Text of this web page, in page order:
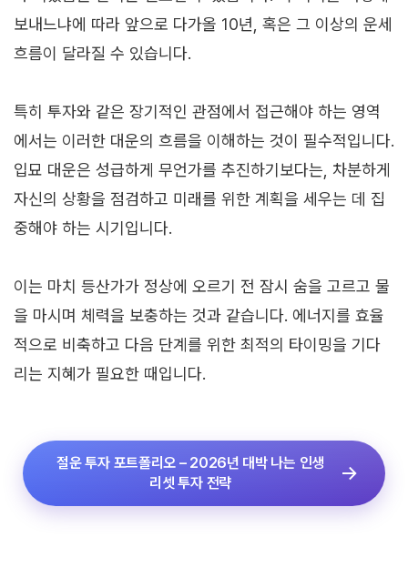
보내느냐에 따라 앞으로 다가올 10년, 혹은 그 이상의 운세
흐름이 달라질 수 있습니다.
특히 투자와 같은 장기적인 관점에서 접근해야 하는 영역
에서는 이러한 대운의 흐름을 이해하는 것이 필수적입니다.
입묘 대운은 성급하게 무언가를 추진하기보다는, 차분하게
자신의 상황을 점검하고 미래를 위한 계획을 세우는 데 집
중해야 하는 시기입니다.
이는 마치 등산가가 정상에 오르기 전 잠시 숨을 고르고 물
을 마시며 체력을 보충하는 것과 같습니다. 에너지를 효율
적으로 비축하고 다음 단계를 위한 최적의 타이밍을 기다
리는 지혜가 필요한 때입니다.
절운 투자 포트폴리오 – 2026년 대박 나는 인생
리셋 투자 전략